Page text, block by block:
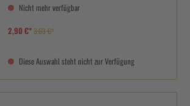
Nicht mehr verfügbar
2,90 €*3,63 €*
Diese Auswahl steht nicht zur Verfügung